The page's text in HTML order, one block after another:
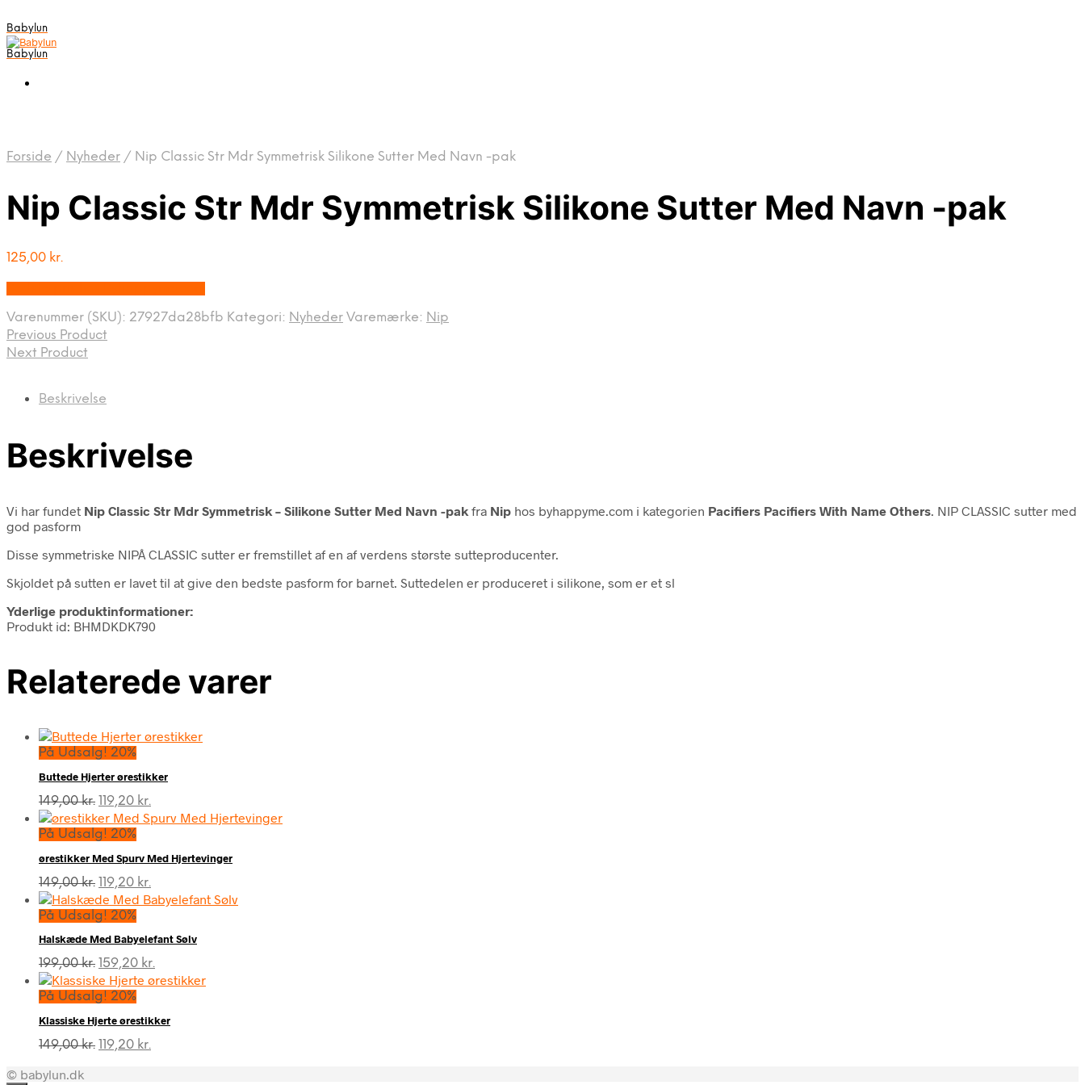
Babylun
Babylun
Forside / Nyheder / Nip Classic Str Mdr Symmetrisk Silikone Sutter Med Navn -pak
Nip Classic Str Mdr Symmetrisk Silikone Sutter Med Navn -pak
125,00 kr.
Varenummer (SKU): 27927da28bfb Kategori: Nyheder Varemærke: Nip
Previous Product
Next Product
Beskrivelse
Beskrivelse
Vi har fundet Nip Classic Str Mdr Symmetrisk – Silikone Sutter Med Navn -pak fra Nip hos byhappyme.com i kategorien Pacifiers Pacifiers With Name Others . NIP CLASSIC sutter med
god pasform
Disse symmetriske NIPÂ CLASSIC sutter er fremstillet af en af verdens største sutteproducenter.
Skjoldet på sutten er lavet til at give den bedste pasform for barnet. Suttedelen er produceret i silikone, som er et sl
Yderlige produktinformationer:
Produkt id: BHMDKDK790
Relaterede varer
På Udsalg! 20%
Buttede Hjerter ørestikker
149,00kr. Den
oprindelige
pris
149,00 kr..
119,20 kr.
aktuelle
119,20 kr..
På Udsalg! 20%
ørestikker Med Spurv Med Hjertevinger
149,00kr. Den
oprindelige
pris
149,00 kr..
119,20 kr.
aktuelle
119,20 kr..
På Udsalg! 20%
Halskæde Med Babyelefant Sølv
199,00kr. Den
oprindelige
pris
199,00 kr..
159,20 kr.
aktuelle
159,20 kr..
På Udsalg! 20%
Klassiske Hjerte ørestikker
149,00kr. Den
119,20 kr.
© babylun.dk